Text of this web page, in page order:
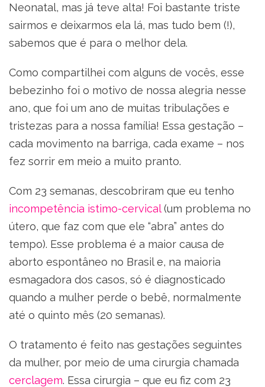
Neonatal, mas já teve alta! Foi bastante triste
sairmos e deixarmos ela lá, mas tudo bem (!),
sabemos que é para o melhor dela.
Como compartilhei com alguns de vocês, esse
bebezinho foi o motivo de nossa alegria nesse
ano, que foi um ano de muitas tribulações e
tristezas para a nossa família! Essa gestação –
cada movimento na barriga, cada exame – nos
fez sorrir em meio a muito pranto.
Com 23 semanas, descobriram que eu tenho
incompetência istimo-cervical(um problema no
útero, que faz com que ele “abra” antes do
tempo). Esse problema é a maior causa de
aborto espontâneo no Brasil e, na maioria
esmagadora dos casos, só é diagnosticado
quando a mulher perde o bebê, normalmente
até o quinto mês (20 semanas).
O tratamento é feito nas gestações seguintes
da mulher, por meio de uma cirurgia chamada
cerclagem. Essa cirurgia – que eu fiz com 23